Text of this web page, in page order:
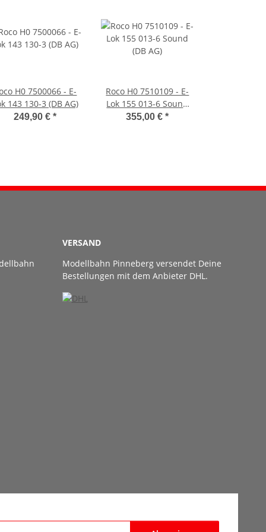
H0 7500066 - E-
143 130-3 (DB AG)
249,90 €*
Roco H0 7510109 - E-
Lok 155 013-6 Sound
(DB AG)
355,00 €*
VERSAND
Modellbahn Pinneberg versendet Deine
Bestellungen mit dem Anbieter DHL.